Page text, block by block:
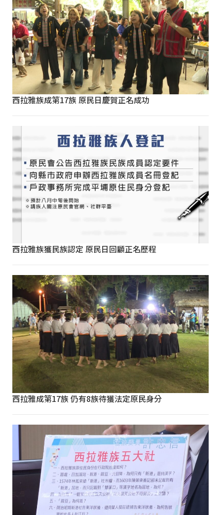
西拉雅族成第17族 原民日慶賀正名成功
西拉雅族獲民族認定 原民日回顧正名歷程
西拉雅成第17族 仍有8族待獲法定原民身分